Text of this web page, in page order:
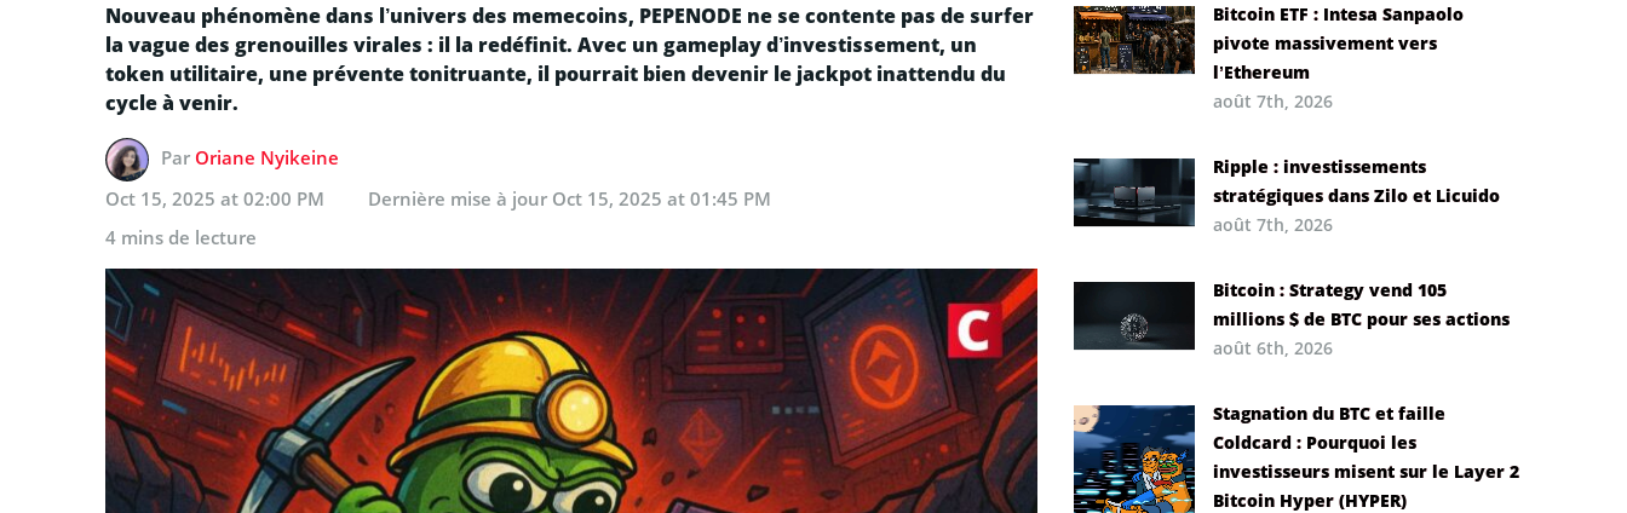
Nouveau phénomène dans l’univers des memecoins, PEPENODE ne se contente pas de surfer
la vague des grenouilles virales : il la redéfinit. Avec un gameplay d’investissement, un
token utilitaire, une prévente tonitruante, il pourrait bien devenir le jackpot inattendu du
cycle à venir.
Par Oriane Nyikeine
Oct 15, 2025 at 02:00 PM
Dernière mise à jour Oct 15, 2025 at 01:45 PM
4 mins de lecture
Bitcoin ETF : Intesa Sanpaolo
pivote massivement vers
l’Ethereum
août 7th, 2026
Ripple : investissements
stratégiques dans Zilo et Licuido
août 7th, 2026
Bitcoin : Strategy vend 105
millions $ de BTC pour ses actions
août 6th, 2026
Stagnation du BTC et faille
Coldcard : Pourquoi les
investisseurs misent sur le Layer 2
Bitcoin Hyper (HYPER)